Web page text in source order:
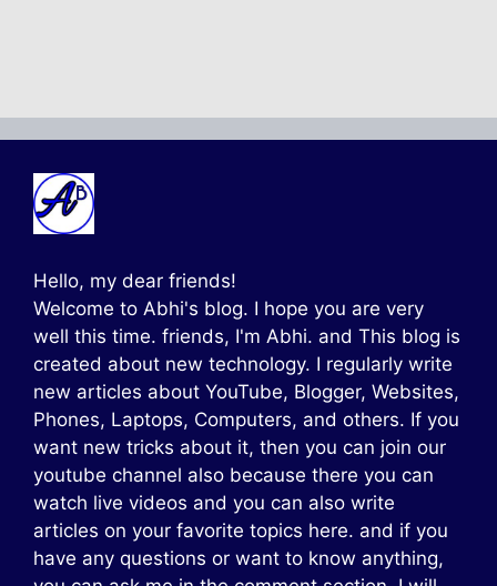
Hello, my dear friends!
Welcome to Abhi's blog. I hope you are very
well this time. friends, I'm Abhi. and This blog is
created about new technology. I regularly write
new articles about YouTube, Blogger, Websites,
Phones, Laptops, Computers, and others. If you
want new tricks about it, then you can join our
youtube channel also because there you can
watch live videos and you can also write
articles on your favorite topics here. and if you
have any questions or want to know anything,